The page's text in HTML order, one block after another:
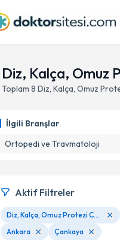
Diz, Kalça, Omuz
Toplam 8 Diz, Kalça, Omuz
İlgili Branşlar
Ortopedi ve Travmatoloji
Aktif Filtreler
Diz, Kalça, Omuz Protezi Cerrahisi
Ankara
Çankaya